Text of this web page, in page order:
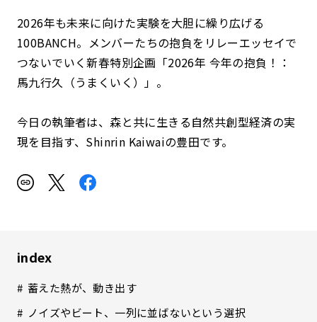
2026年も未来に向けた実験を大胆に繰り広げる
100BANCH。メンバーたちの抱負をリレーエッセイで
つないでいく新春特別企画「2026年 今年の抱負！：
馬九行久（うまくいく）」。
今日の執筆者は、森と共に生きる自然共創型経済の実
現を目指す、Shinrin Kaiwaiの豊田です。
index
蓄えた熱が、動き出す
ノイズやビート、一列に並ばないという選択